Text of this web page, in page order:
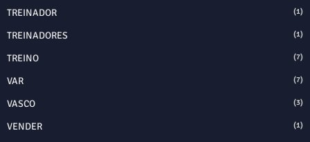
TREINADOR (1)
TREINADORES (1)
TREINO (7)
VAR (7)
VASCO (3)
VENDER (1)